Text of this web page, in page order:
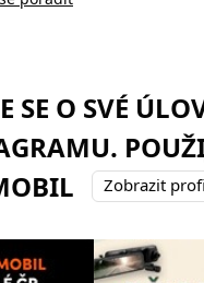
SE O SVÉ
Zobrazit